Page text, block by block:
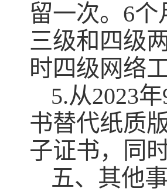
留一次。6
三级和四级
时四级网络
5.从2023
书替代纸质
子证书，同
五、其他